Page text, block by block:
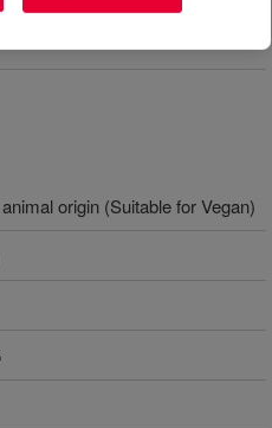
origin (Suitable for Vegan)